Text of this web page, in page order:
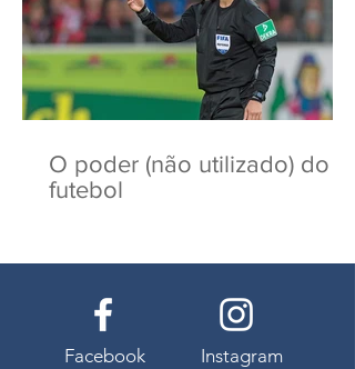
O poder (não utilizado) do
futebol
Facebook Instagram